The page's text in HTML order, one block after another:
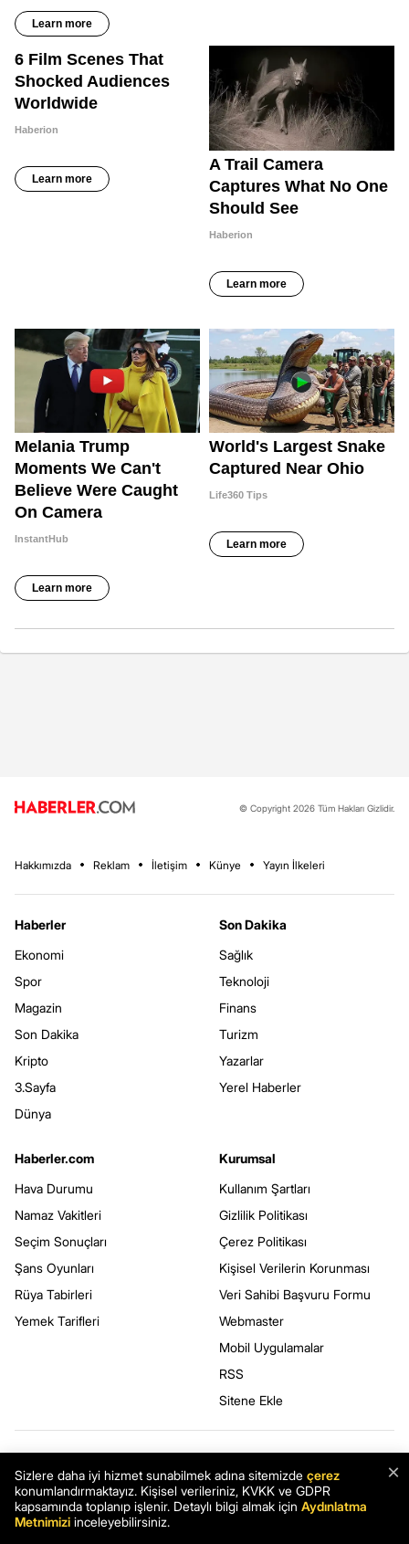
© Copyright 2026 Tüm Hakları Gizlidir.
Hakkımızda Reklam İletişim Künye Yayın İlkeleri
Haberler
Ekonomi
Spor
Magazin
Son Dakika
Kripto
3.Sayfa
Dünya
Son Dakika
Sağlık
Teknoloji
Finans
Turizm
Yazarlar
Yerel Haberler
Haberler.com
Hava Durumu
Namaz Vakitleri
Seçim Sonuçları
Şans Oyunları
Rüya Tabirleri
Yemek Tarifleri
Kurumsal
Kullanım Şartları
Gizlilik Politikası
Çerez Politikası
Kişisel Verilerin Korunması
Veri Sahibi Başvuru Formu
Webmaster
Mobil Uygulamalar
RSS
Sitene Ekle
×
Sizlere daha iyi hizmet sunabilmek adına sitemizde çerez
konumlandırmaktayız. Kişisel verileriniz, KVKK ve GDPR
kapsamında toplanıp işlenir. Detaylı bilgi almak için Aydınlatma
Metnimizi inceleyebilirsiniz.